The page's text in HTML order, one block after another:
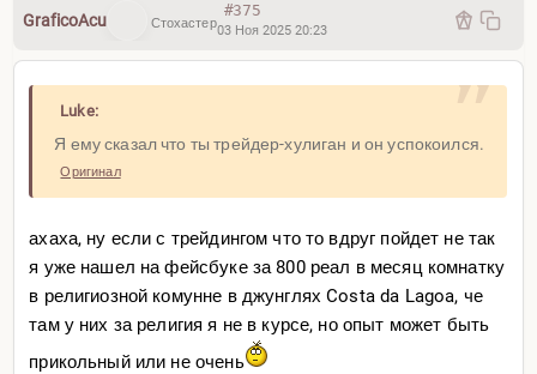
Сюка, там рядом Антарктида, это же космос какой-то.
Какой в сущности маленький, смешной шарик...
Так вот, представьте себе, что внутри ты ни в какой
женой шутим
Мы в Италии. Да, она странная какая-то, летают орланы
с крыльями два метра (жена постоянно подскакивает),
на балконе я сделал поилку для колибри, в парках
GraficoAcu Стохастер
#375
03 Ноя 2025 20:23
Luke:
Я ему сказал что ты трейдер-хулиган и он успокоился.
Оригинал
ахаха, ну если с трейдингом что то вдруг пойдет не так
я уже нашел на фейсбуке за 800 реал в месяц комнатку
в религиозной комунне в джунглях Costa da Lagoa, че
там у них за религия я не в курсе, но опыт может быть
прикольный или не очень